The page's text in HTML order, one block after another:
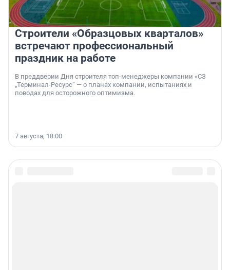
Строители «Образцовых кварталов»
встречают профессиональный
праздник на работе
В преддверии Дня строителя топ-менеджеры компании «СЗ
„Терминал-Ресурс“ — о планах компании, испытаниях и
поводах для осторожного оптимизма.
7 августа, 18:00